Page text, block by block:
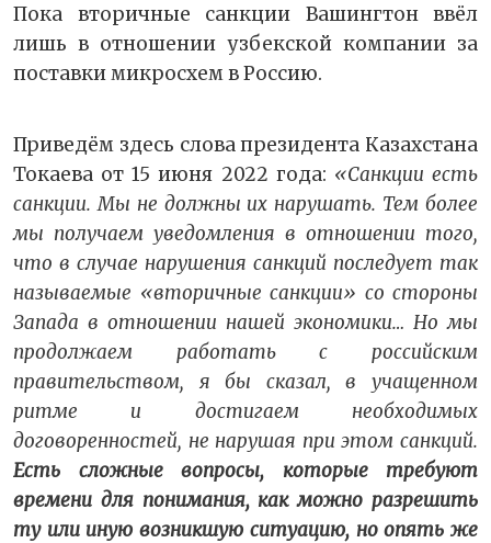
Пока вторичные санкции Вашингтон ввёл
лишь в отношении узбекской компании за
поставки микросхем в Россию.
Приведём здесь слова президента Казахстана
Токаева от 15 июня 2022 года: «Санкции есть
санкции. Мы не должны их нарушать. Тем более
мы получаем уведомления в отношении того,
что в случае нарушения санкций последует так
называемые «вторичные санкции» со стороны
Запада в отношении нашей экономики… Но мы
продолжаем работать с российским
правительством, я бы сказал, в учащенном
ритме и достигаем необходимых
договоренностей, не нарушая при этом санкций.
Есть сложные вопросы, которые требуют
времени для понимания, как можно разрешить
ту или иную возникшую ситуацию, но опять же